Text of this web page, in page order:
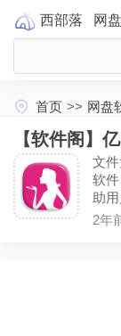
西部落 网盘
首页 >> 网盘
【软件阁】
文
软
助
源
2年